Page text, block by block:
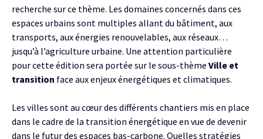
recherche sur ce thème. Les domaines concernés dans ces
espaces urbains sont multiples allant du bâtiment, aux
transports, aux énergies renouvelables, aux réseaux…
jusqu’à l’agriculture urbaine. Une attention particulière
pour cette édition sera portée sur le sous-thème Ville et
transition face aux enjeux énergétiques et climatiques.
Les villes sont au cœur des différents chantiers mis en place
dans le cadre de la transition énergétique en vue de devenir
dans le futur des espaces bas-carbone. Quelles stratégies